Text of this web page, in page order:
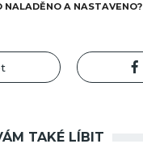
NALADĚNO A NASTAVENO?
TAKÉ LÍBIT